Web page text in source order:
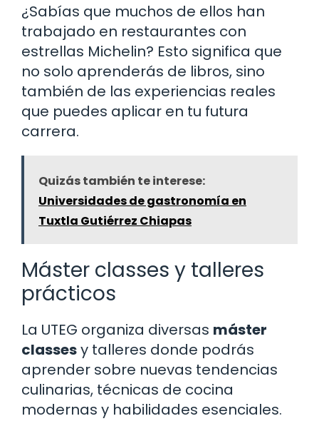
¿Sabías que muchos de ellos han
trabajado en restaurantes con
estrellas Michelin? Esto significa que
no solo aprenderás de libros, sino
también de las experiencias reales
que puedes aplicar en tu futura
carrera.
Quizás también te interese:
Universidades de gastronomía en
Tuxtla Gutiérrez Chiapas
Máster classes y talleres
prácticos
La UTEG organiza diversas máster
classesy talleres donde podrás
aprender sobre nuevas tendencias
culinarias, técnicas de cocina
modernas y habilidades esenciales.